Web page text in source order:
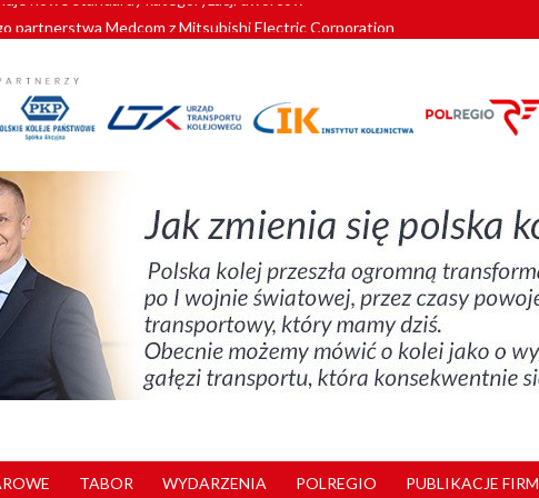
partnerstwa Medcom z Mitsubishi Electric Corporation
znów szuka dostawcy nowych EZT
kolejowych w północnej Wielkopolsce. Łatwiejsze dojazdy do pracy i szkoły
nowe standardy kategoryzacji dworców
TABOR WYDARZENIA POLREGIO PUBLIKACJE FIRM